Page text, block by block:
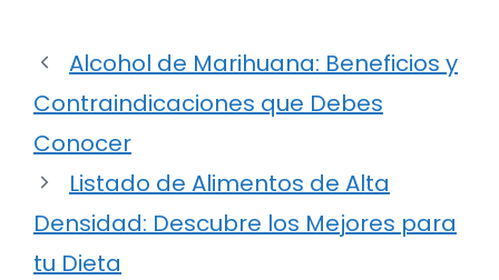
Alcohol de Marihuana: Beneficios y
Contraindicaciones que Debes
Conocer
Listado de Alimentos de Alta
Densidad: Descubre los Mejores para
tu Dieta